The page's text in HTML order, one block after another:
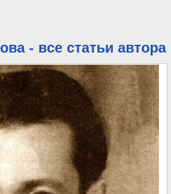
- все статьи автора